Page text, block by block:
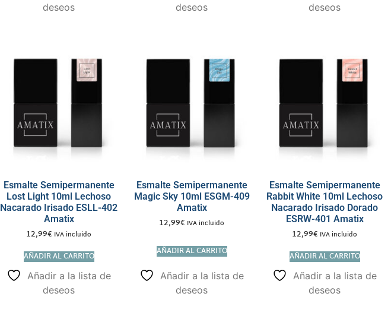
deseos
deseos
deseos
Esmalte Semipermanente
Lost Light 10ml Lechoso
Nacarado Irisado ESLL-402
Amatix
12,99€ IVA incluido
AÑADIR AL CARRITO
Añadir a la lista de
deseos
Esmalte Semipermanente
Magic Sky 10ml ESGM-409
Amatix
12,99€ IVA incluido
AÑADIR AL CARRITO
Añadir a la lista de
deseos
Esmalte Semipermanente
Rabbit White 10ml Lechoso
Nacarado Irisado Dorado
ESRW-401 Amatix
12,99€ IVA incluido
AÑADIR AL CARRITO
Añadir a la lista de
deseos